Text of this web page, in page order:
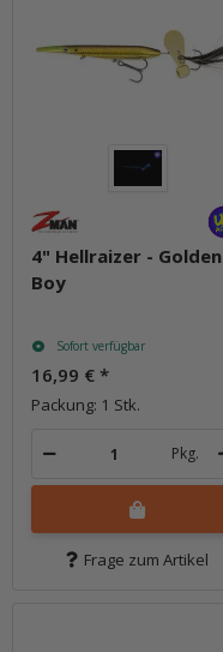
4" Hellraizer - Golden
Boy
Sofort verfügbar
16,99 € *
Packung: 1 Stk.
Pkg.
Frage zum Artikel